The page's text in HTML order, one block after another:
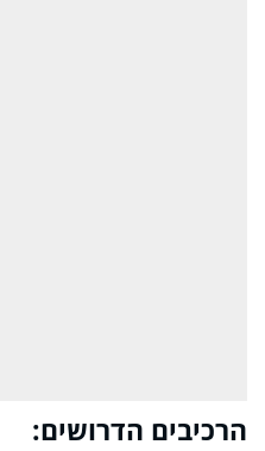
הרכיבים הדרושים: